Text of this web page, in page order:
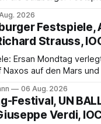
Maxime
eindrucksvoll, Philippe
2026
Festspiele,
Strauss,
Ersan Mondtag
Naxos auf den Mars
Solisten und den
bleibt der zweite
zurück.
06 Aug. 2026
Festival, UN
Verdi,